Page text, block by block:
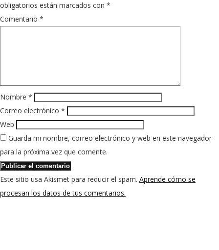
obligatorios están marcados con *
Comentario *
Nombre *
Correo electrónico *
Web
Guarda mi nombre, correo electrónico y web en este navegador
para la próxima vez que comente.
Este sitio usa Akismet para reducir el spam. Aprende cómo se
procesan los datos de tus comentarios.